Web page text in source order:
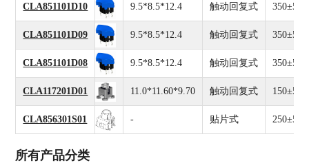
CLA851101D10 9.5*8.5*12.4 触动回复式
CLA851101D09 9.5*8.5*12.4 触动回复式
CLA851101D08 9.5*8.5*12.4 触动回复式
CLA117201D01 11.0*11.60*9.70 触动回复式
CLA856301S01 - 贴片式
所有产品分类